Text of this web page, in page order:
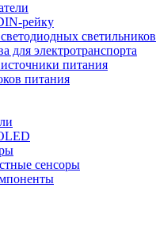
рейку
светильников
для электротранспорта
питания
питания
сенсоры